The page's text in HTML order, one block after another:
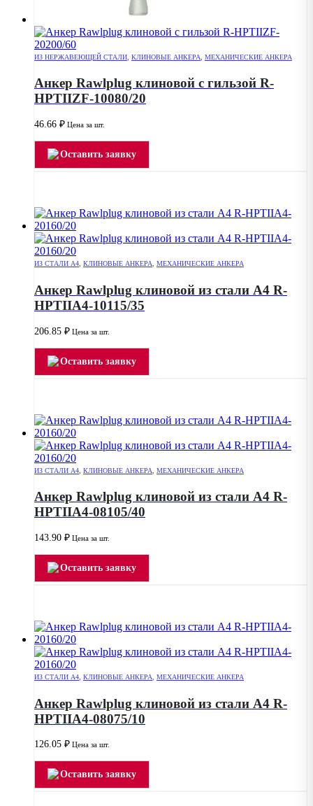
ИЗ НЕРЖАВЕЮЩЕЙ СТАЛИ КЛИНОВЫЕ АНКЕРА МЕХАНИЧЕСКИЕ АНКЕРА
Анкер Rawlplug клиновой с гильзой R-
HPTIIZF-10080/20
46.66 ₽ Цена за шт.
Оставить заявку
ИЗ СТАЛИ А4 КЛИНОВЫЕ АНКЕРА МЕХАНИЧЕСКИЕ АНКЕРА
Анкер Rawlplug клиновой из стали А4 R-
HPTIIA4-10115/35
206.85 ₽ Цена за шт.
Оставить заявку
ИЗ СТАЛИ А4 КЛИНОВЫЕ АНКЕРА МЕХАНИЧЕСКИЕ АНКЕРА
Анкер Rawlplug клиновой из стали А4 R-
HPTIIA4-08105/40
143.90 ₽ Цена за шт.
Оставить заявку
ИЗ СТАЛИ А4 КЛИНОВЫЕ АНКЕРА МЕХАНИЧЕСКИЕ АНКЕРА
Анкер Rawlplug клиновой из стали А4 R-
HPTIIA4-08075/10
126.05 ₽ Цена за шт.
Оставить заявку